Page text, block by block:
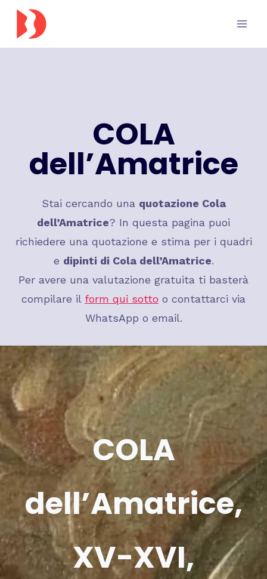
Salta
contenuto
COLA
dell’Amatrice
Stai cercando una quotazione Cola
dell’Amatrice? In questa pagina puoi
richiedere una quotazione e stima per i quadri
e dipinti di Cola dell’Amatrice.
Per avere una valutazione gratuita ti basterà
compilare il form qui sotto o contattarci via
WhatsApp o email.
COLA
dell’Amatrice,
XV-XVI,